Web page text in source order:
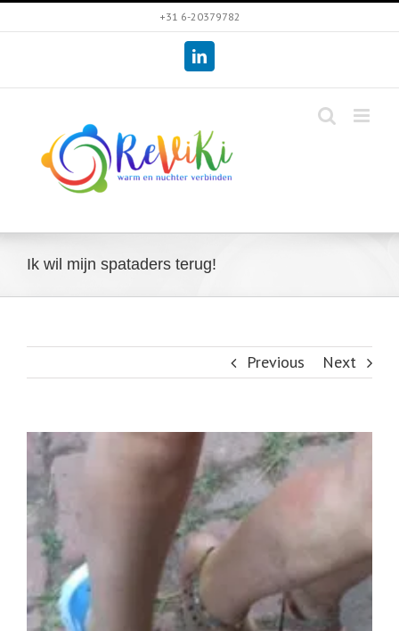
to
+31 6-20379782
LinkedIn
Ik wil mijn spataders terug!
Previous Next
View
Larger
Image